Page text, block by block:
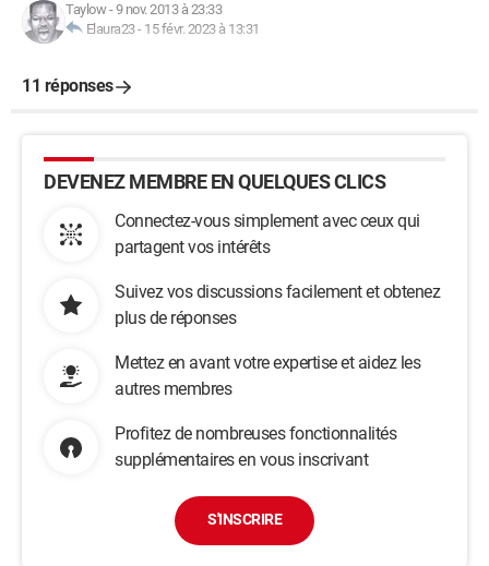
Taylow-9 nov. 2013 à 23:33
Elaura23- 15 févr. 2023 à 13:31
11 réponses
DEVENEZ MEMBRE EN QUELQUES CLICS
Connectez-vous simplement avec ceux qui
partagent vos intérêts
Suivez vos discussions facilement et obtenez
plus de réponses
Mettez en avant votre expertise et aidez les
autres membres
Profitez de nombreuses fonctionnalités
supplémentaires en vous inscrivant
S'INSCRIRE